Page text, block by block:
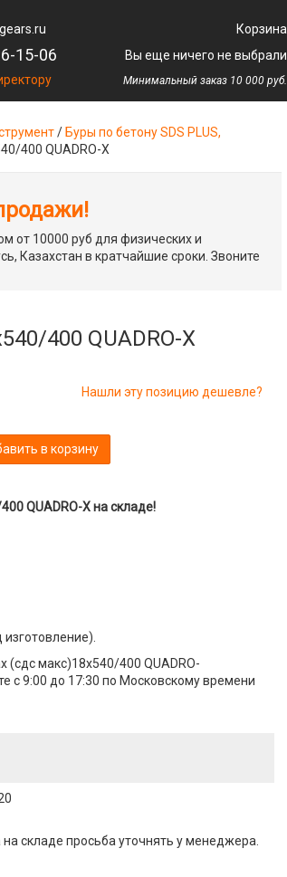
15-06
Корзина
Вы еще ничего не выбрали
Минимальный заказ 10 000 руб.
/ Буры по бетону SDS PLUS,
400 QUADRO-X
от 10000 руб для физических и
Казахстан в кратчайшие сроки. Звоните
400 QUADRO-X
Нашли эту позицию дешевле?
в корзину
QUADRO-X на складе!
(сдс макс)18x540/400 QUADRO-
с 9:00 до 17:30 по Московскому времени
складе просьба уточнять у менеджера.